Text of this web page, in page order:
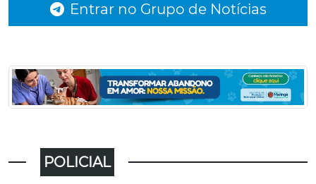
Entrar no Grupo de Notícias
POLICIAL